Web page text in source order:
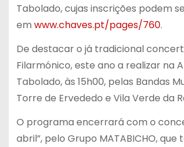
Tabolado, cujas inscrições podem
em www.chaves.pt/pages/760.
De destacar o já tradicional
Filarmónico, este ano a realizar na
Tabolado, às 15h00, pelas Bandas
Torre de Ervededo e Vila Verde da
O programa encerrará com o
abril”, pelo Grupo MATABICHO, que